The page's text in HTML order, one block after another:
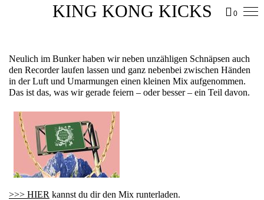
KING KONG KICKS 0
Neulich im Bunker haben wir neben unzähligen Schnäpsen auch
den Recorder laufen lassen und ganz nebenbei zwischen Händen
in der Luft und Umarmungen einen kleinen Mix aufgenommen.
Das ist das, was wir gerade feiern – oder besser – ein Teil davon.
>>> HIER kannst du dir den Mix runterladen.